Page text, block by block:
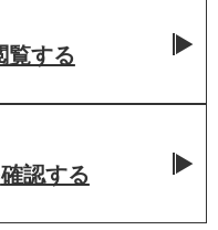
覧する
確認する